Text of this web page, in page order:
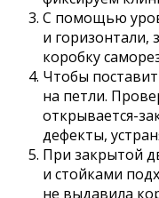
С помощью
и горизонтали,
коробку
Чтобы
на петли.
открывается-
дефекты,
При закрытой
и стойками
не выдавила